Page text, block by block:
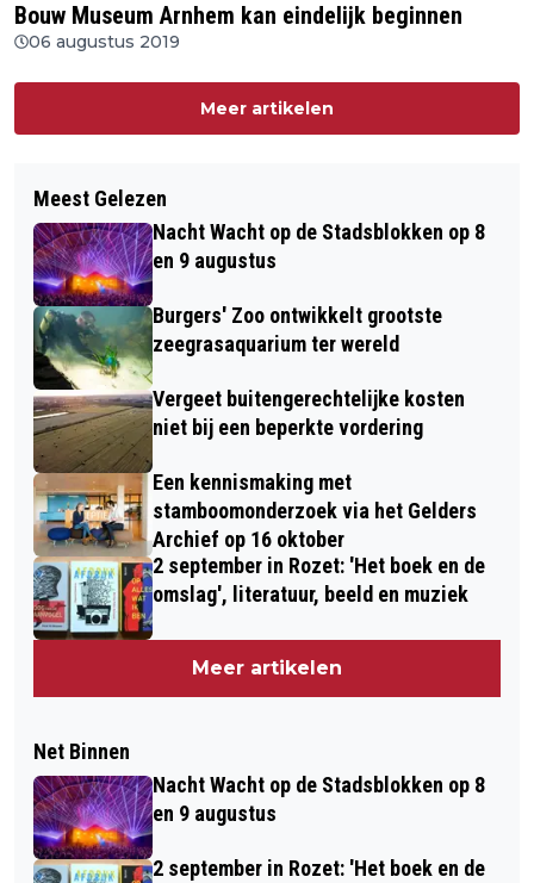
Bouw Museum Arnhem kan eindelijk beginnen
06 augustus 2019
Meer artikelen
Meest Gelezen
Nacht Wacht op de Stadsblokken op 8
en 9 augustus
Burgers' Zoo ontwikkelt grootste
zeegrasaquarium ter wereld
Vergeet buitengerechtelijke kosten
niet bij een beperkte vordering
Een kennismaking met
stamboomonderzoek via het Gelders
Archief op 16 oktober
2 september in Rozet: 'Het boek en de
omslag', literatuur, beeld en muziek
Meer artikelen
Net Binnen
Nacht Wacht op de Stadsblokken op 8
en 9 augustus
2 september in Rozet: 'Het boek en de